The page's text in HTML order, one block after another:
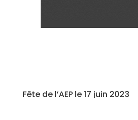
Fête de l’AEP le 17 juin 2023